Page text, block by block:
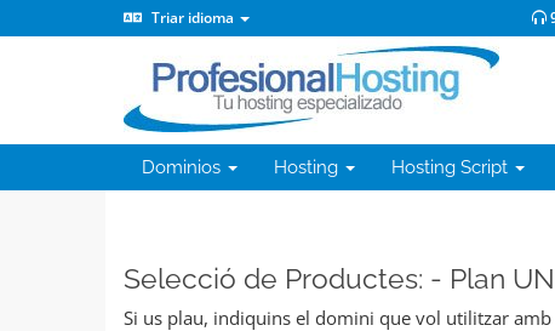
Triar idioma
Dominios Hosting Hosting Script
Selecció de Productes: - Plan
Si us plau, indiquins el domini que vol utilitzar